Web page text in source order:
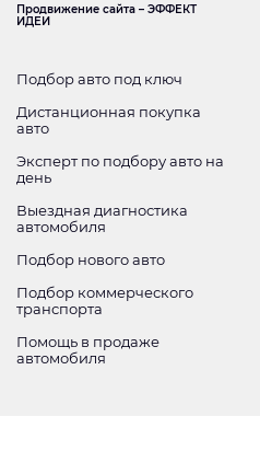
Продвижение сайта – ЭФФЕКТ
ИДЕИ
Подбор авто под ключ
Дистанционная покупка
авто
Эксперт по подбору авто на
день
Выездная диагностика
автомобиля
Подбор нового авто
Подбор коммерческого
транспорта
Помощь в продаже
автомобиля